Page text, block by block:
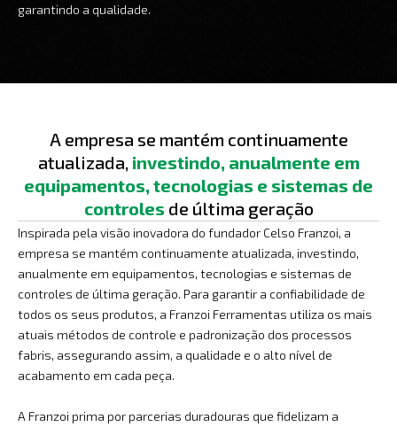
garantindo a qualidade.
A empresa se mantém continuamente
atualizada, investindo, anualmente em
equipamentos, tecnologias e sistemas de
controles de última geração
Inspirada pela visão inovadora do fundador Celso Franzoi, a
empresa se mantém continuamente atualizada, investindo,
anualmente em equipamentos, tecnologias e sistemas de
controles de última geração. Para garantir a confiabilidade de
todos os seus produtos, a Franzoi Ferramentas utiliza os mais
atuais métodos de controle e padronização dos processos
fabris, assegurando assim, a qualidade e o alto nível de
acabamento em cada peça.
A Franzoi prima por parcerias duradouras que fidelizam a